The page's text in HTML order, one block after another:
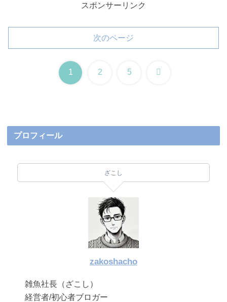
スポンサーリンク
次のページ
1 2 5 次
プロフィール
ざこし
zakoshacho
雑魚社長（ざこし）
経営者/初心者ブロガー